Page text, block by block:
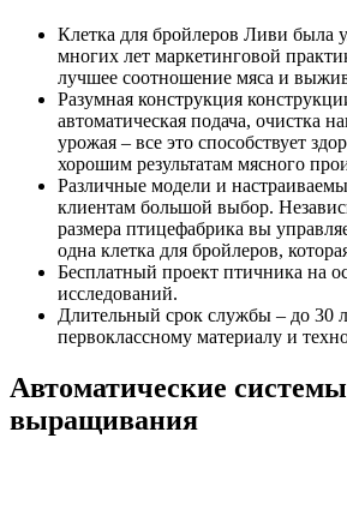
Клетка для бройлеров Ливи была
многих лет маркетинговой
лучшее соотношение мяса и
Разумная конструкция
автоматическая подача, очистка
урожая – все это способствует
хорошим результатам мясного
Различные модели и
клиентам большой выбор.
размера птицефабрика вы
одна клетка для бройлеров,
Бесплатный проект птичника на
исследований.
Длительный срок службы – до 30
первоклассному материалу и
Автоматические системы
выращивания